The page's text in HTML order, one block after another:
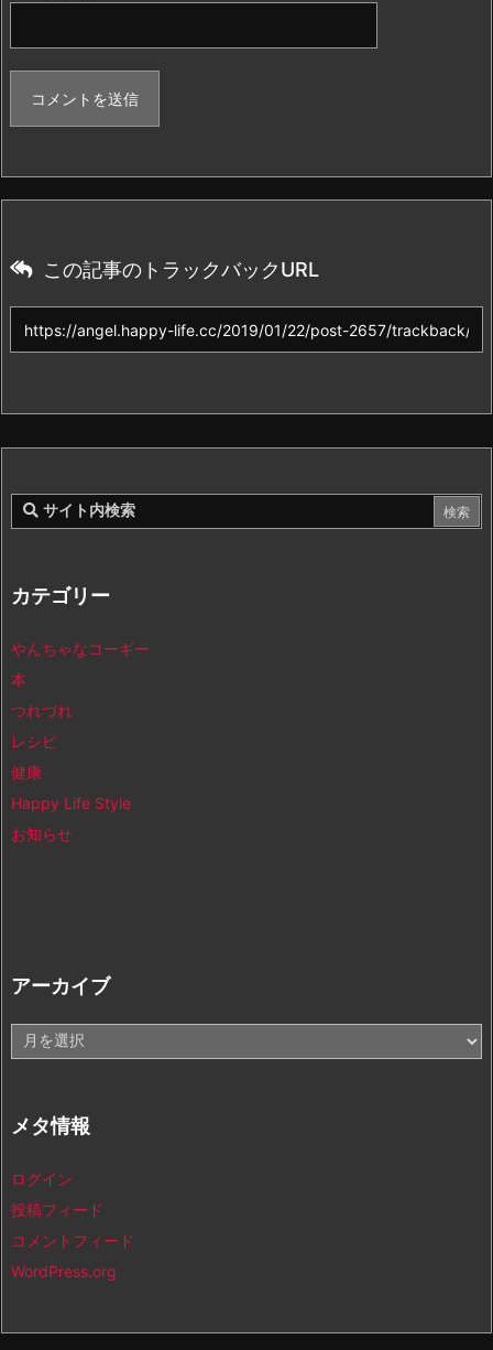
この記事のトラックバックURL
カテゴリー
やんちゃなコーギー
本
つれづれ
レシピ
健康
Happy Life Style
お知らせ
アーカイブ
ー
ブ
メタ情報
ログイン
投稿フィード
コメントフィード
WordPress.org